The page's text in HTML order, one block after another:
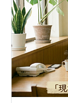
いるが、実質
教育委員会の
員。教育長以
あり、定例会
『教育委員
組織。